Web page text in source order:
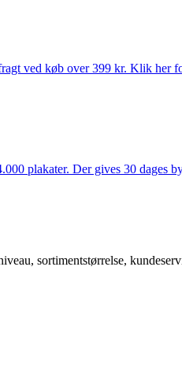
ved køb over 399 kr. Klik her
plakater. Der gives 30 dages
sortimentstørrelse,